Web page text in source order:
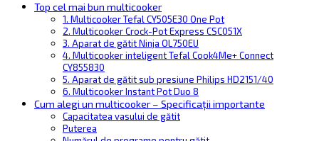
Top cel mai bun multicooker
1. Multicooker Tefal CY505E30 One Pot
2. Multicooker Crock-Pot Express CSC051X
3. Aparat de gătit Ninja OL750EU
4. Multicooker inteligent Tefal Cook4Me+ Connect
CY855830
5. Aparat de gătit sub presiune Philips HD2151/40
6. Multicooker Instant Pot Duo 8
Cum alegi un multicooker – Specificații importante
Capacitatea vasului de gătit
Puterea